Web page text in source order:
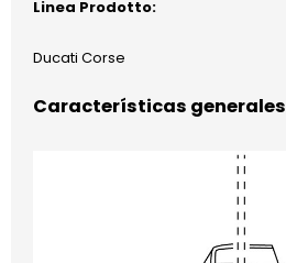
Linea Prodotto:
Ducati Corse
Características generales